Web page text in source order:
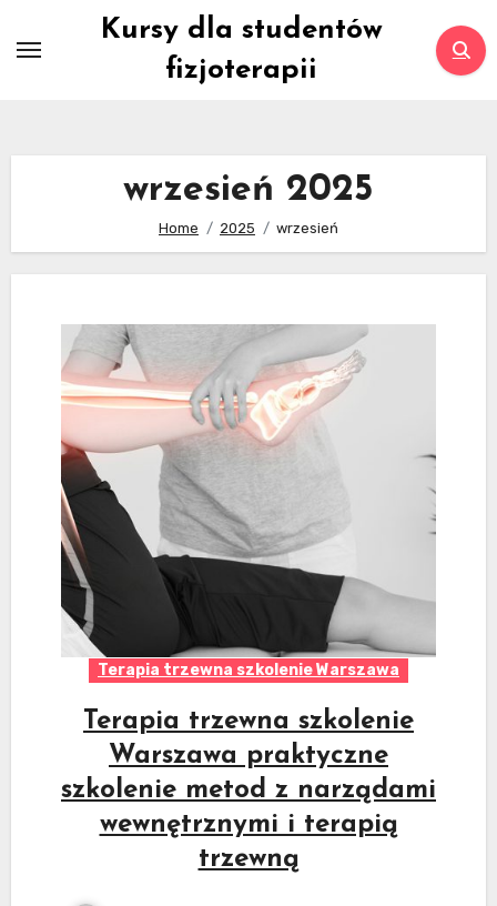
Kursy dla studentów
fizjoterapii
wrzesień 2025
Home 2025 wrzesień
Terapia trzewna szkolenie Warszawa
Terapia trzewna szkolenie
Warszawa praktyczne
szkolenie metod z narządami
wewnętrznymi i terapią
trzewną